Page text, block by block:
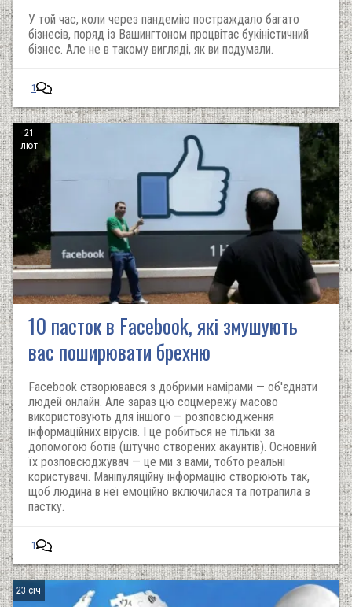
У той час, коли через пандемію постраждало багато
бізнесів, поряд із Вашингтоном процвітає букіністичний
бізнес. Але не в такому вигляді, як ви подумали.
1
21
лют
10 пасток в Facebook, які змушують
вас поширювати брехню
Facebook створювався з добрими намірами — об'єднати
людей онлайн. Але зараз цю соцмережу масово
використовують для іншого — розповсюдження
інформаційних вірусів. І це робиться не тільки за
допомогою ботів (штучно створених акаунтів). Основний
їх розповсюджувач — це ми з вами, тобто реальні
користувачі. Маніпуляційну інформацію створюють так,
щоб людина в неї емоційно включилася та потрапила в
пастку.
1
23 січ